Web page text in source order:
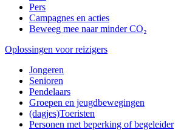
Pers
Campagnes en acties
Beweeg mee naar minder CO₂
Oplossingen voor reizigers
Jongeren
Senioren
Pendelaars
Groepen en jeugdbewegingen
(dagjes)Toeristen
Personen met beperking of begeleider